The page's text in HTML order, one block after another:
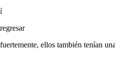
ellos también tenían